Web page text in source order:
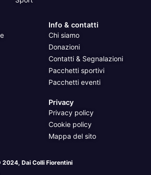
Info & contatti
Chi siamo
Donazioni
Contatti & Segnalazioni
Pacchetti sportivi
Pacchetti eventi
Privacy
Privacy policy
Cookie policy
Mappa del sito
2024, Dai Colli Fiorentini